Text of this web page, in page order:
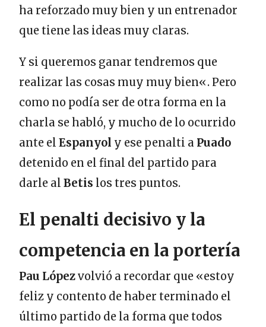
ha reforzado muy bien y un entrenador
que tiene las ideas muy claras.
Y si queremos ganar tendremos que
realizar las cosas muy muy bien«. Pero
como no podía ser de otra forma en la
charla se habló, y mucho de lo ocurrido
ante el Espanyol y ese penalti a Puado
detenido en el final del partido para
darle al Betis los tres puntos.
El penalti decisivo y la
competencia en la portería
Pau Lópezvolvió a recordar que «estoy
feliz y contento de haber terminado el
último partido de la forma que todos